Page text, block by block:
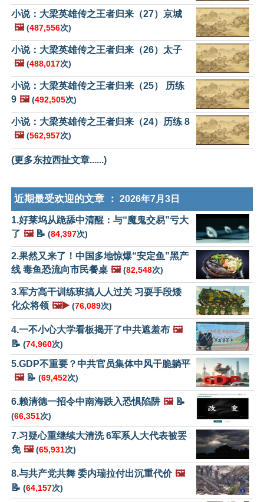
小说：大梁英雄传之王者归来（27）京城
🖼️ (487,556次)
小说：大梁英雄传之王者归来（26）太子
🖼️ (488,017次)
小说：大梁英雄传之王者归来（25） 历练
9 🖼️ (492,505次)
小说：大梁英雄传之王者归来（24）历练 8
🖼️ (562,957次)
(更多东拉西扯文章......)
近期最受欢迎的文章 ： 2026年7月3日
1.好莱坞从跪舔中清醒：与“魔鬼交易”亏大
了 🖼️📝 (84,397次)
2.果然又来了！中国多地惊爆“安定鱼”黑产
线 毒鱼恐流向市民餐桌 🖼️ (82,548次)
3.军方高干训练班搞人人过关 习耍手段矮
化众将领 🖼️▶️ (76,089次)
4.一不小心大学看板揭开了中共遮羞布 🖼️
📝 (74,960次)
5.GDP不重要？中共官员集体中风干脆躺平
🖼️📝 (69,452次)
6.赖清德一招令中南海跌入恐惧陷阱 🖼️📝
(66,351次)
7.习疑心重继续大清洗 6军系人大代表被罢
免 🖼️ (65,931次)
8.与共产党共舞 委内瑞拉付出沉重代价 🖼️
📝 (64,157次)